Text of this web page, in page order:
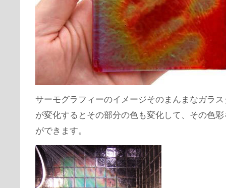
サーモグラフィーのイメージそのまんまなガラ
が変化するとその部分の色も変化して、その色
ができます。